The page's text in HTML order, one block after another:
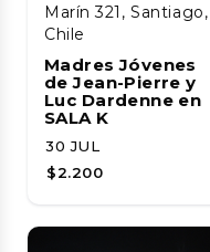
Marín 321, Santiago,
Chile
Madres Jóvenes
de Jean-Pierre y
Luc Dardenne en
SALA K
30 JUL
$2.200